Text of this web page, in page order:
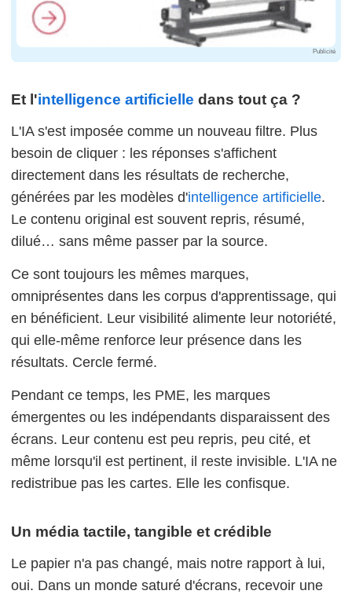
Publicité
Et l'intelligence artificielle dans tout ça ?
L'IA s'est imposée comme un nouveau filtre. Plus
besoin de cliquer : les réponses s'affichent
directement dans les résultats de recherche,
générées par les modèles d'intelligence artificielle.
Le contenu original est souvent repris, résumé,
dilué… sans même passer par la source.
Ce sont toujours les mêmes marques,
omniprésentes dans les corpus d'apprentissage, qui
en bénéficient. Leur visibilité alimente leur notoriété,
qui elle-même renforce leur présence dans les
résultats. Cercle fermé.
Pendant ce temps, les PME, les marques
émergentes ou les indépendants disparaissent des
écrans. Leur contenu est peu repris, peu cité, et
même lorsqu'il est pertinent, il reste invisible. L'IA ne
redistribue pas les cartes. Elle les confisque.
Un média tactile, tangible et crédible
Le papier n'a pas changé, mais notre rapport à lui,
oui. Dans un monde saturé d'écrans, recevoir une